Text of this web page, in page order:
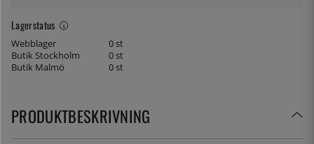
Lagerstatus
Webblager
0 st
Butik Stockholm
0 st
Butik Malmö
0 st
PRODUKTBESKRIVNING